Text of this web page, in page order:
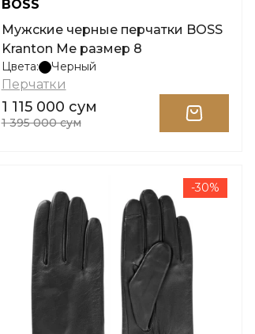
BOSS
Мужские черные перчатки BOSS
Kranton Me размер 8
Цвета: Черный
Перчатки
1 115 000 сум
1 395 000 сум
-30%